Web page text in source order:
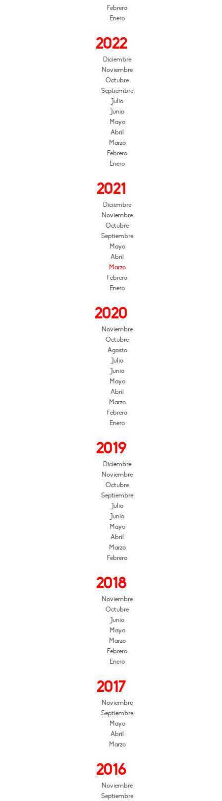
Febrero
Enero
2022
Diciembre
Noviembre
Octubre
Septiembre
Julio
Junio
Mayo
Abril
Marzo
Febrero
Enero
2021
Diciembre
Noviembre
Octubre
Septiembre
Mayo
Abril
Marzo
Febrero
Enero
2020
Noviembre
Octubre
Agosto
Julio
Junio
Mayo
Abril
Marzo
Febrero
Enero
2019
Diciembre
Noviembre
Octubre
Septiembre
Julio
Junio
Mayo
Abril
Marzo
Febrero
2018
Noviembre
Octubre
Junio
Mayo
Marzo
Febrero
Enero
2017
Noviembre
Septiembre
Mayo
Abril
Marzo
2016
Noviembre
Septiembre